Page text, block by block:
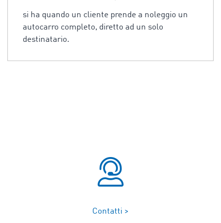
si ha quando un cliente prende a noleggio un
autocarro completo, diretto ad un solo
destinatario.
Contatti >